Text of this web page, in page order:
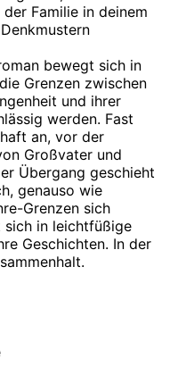
Familie in deinem
bewegt sich in
Grenzen zwischen
und ihrer
werden. Fast
an, vor der
Großvater und
Übergang geschieht
genauso wie
Grenzen sich
sich in leichtfüßige
Geschichten. In der